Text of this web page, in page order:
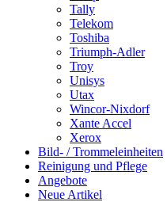
Tally
Telekom
Toshiba
Triumph-Adler
Troy
Unisys
Utax
Wincor-Nixdorf
Xante Accel
Xerox
Bild- / Trommeleinheiten
Reinigung und Pflege
Angebote
Neue Artikel